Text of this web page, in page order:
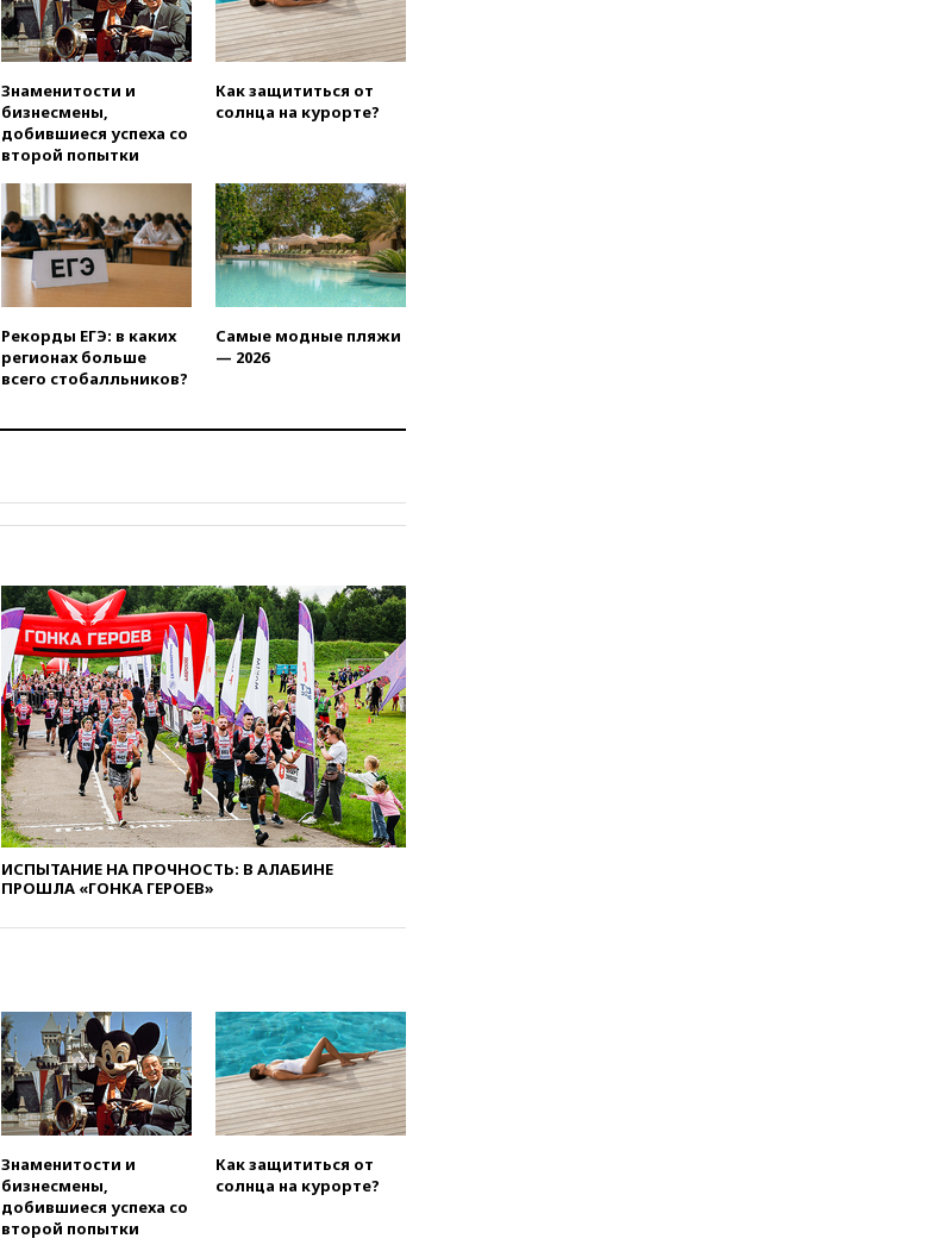
13:29
Восемь человек
пострадали при наезде
автомобиля на толпу в Омске
WP: Трамп определился
со своим преемником
ребенка в Раменском
12:57
В Луганске при ракетном
ударе ВСУ по складу
пострадали пять человек
12:44
МВД: число
преступлений, связанных с
отмыванием денег, достигло
рекордного показателя
женщина и трехлетний
12:15Иран и Оман
согласовали главные пункты
сделки по открытию
Ормузского пролива
11:58Politico: США
восстановили обмен
разведданными с Украиной
11:58Великобритания
расширила санкции против
России
11:37В Ярославской области
обломки БПЛА упали в
резервуары НПЗ
11:19МИД России ответил на
10:57
Оверчук заявил о
сокращении товарооборота
России и Армении на две
трети
10:54
Президент ФИФА
Джанни Инфантино сумел
10:38
Знаменитости и
бизнесмены,
добившиеся успеха со
второй попытки
Как защититься от
солнца на курорте?
Рекорды ЕГЭ: в каких
регионах больше
всего стобалльников?
Самые модные пляжи
— 2026
ИСПЫТАНИЕ НА ПРОЧНОСТЬ: В АЛАБИНЕ
ПРОШЛА «ГОНКА ГЕРОЕВ»
Знаменитости и
бизнесмены,
добившиеся успеха со
второй попытки
Как защититься от
солнца на курорте?